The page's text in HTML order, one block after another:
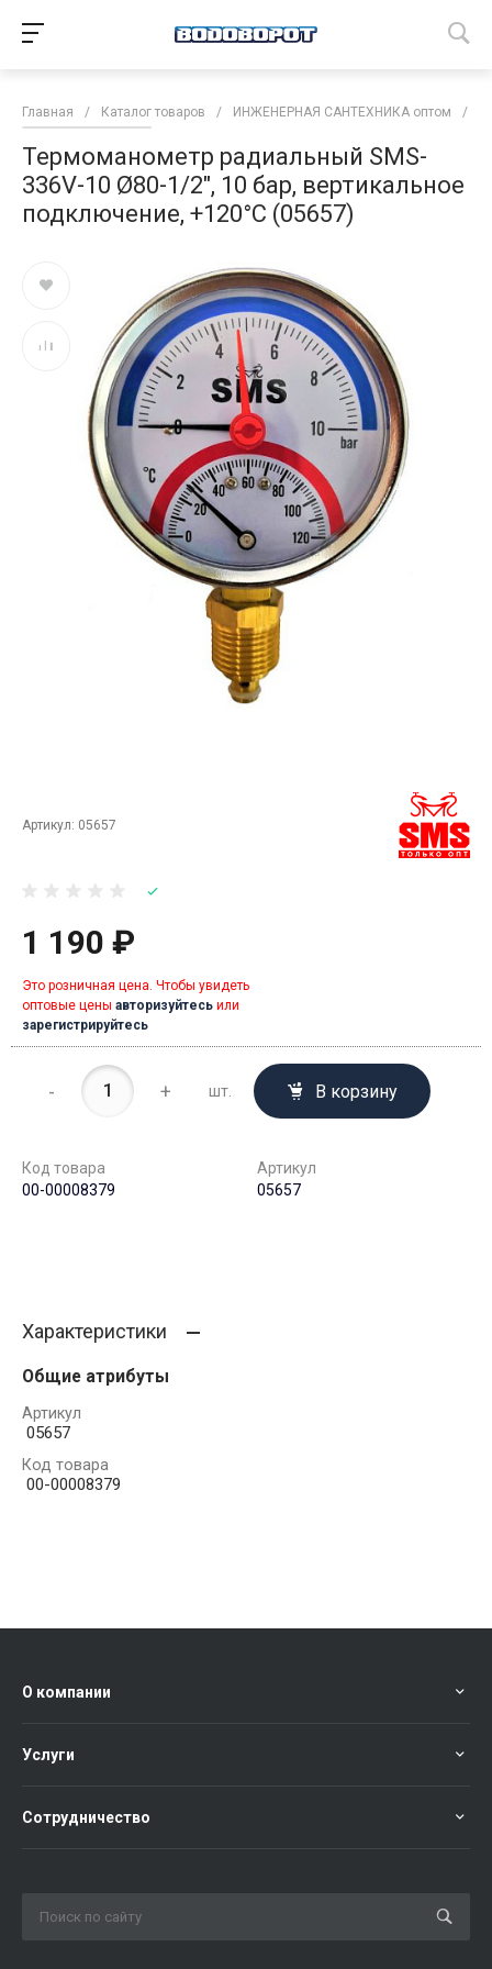
Главная / Каталог товаров / ИНЖЕНЕРНАЯ САНТЕХНИКА оптом /
Термоманометр радиальный SMS-
336V-10 Ø80-1/2", 10 бар, вертикальное
подключение, +120°C (05657)
Артикул: 05657
1 190 ₽
Это розничная цена. Чтобы увидеть
оптовые цены авторизуйтесь или
зарегистрируйтесь
- + шт. В корзину
Код товара
00-00008379
Артикул
05657
Характеристики
Общие атрибуты
Артикул
05657
Код товара
00-00008379
О компании
Услуги
Сотрудничество